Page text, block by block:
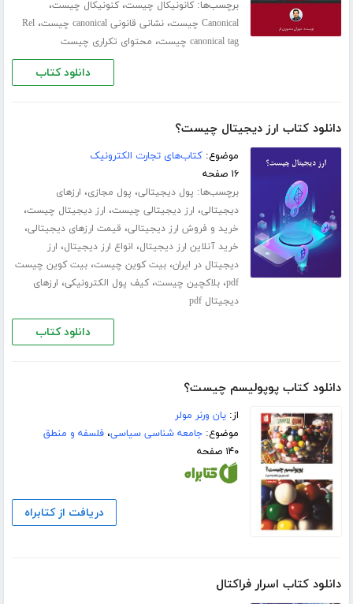
برچسب‌ها:کانونیکال چیست،کنونیکال چیست،
Canonical چیست ،نشانی قانونی canonical چیست ،Rel
canonical tag چیست
، محتوای تکراری چیست
دانلود کتاب
دانلود کتاب ارز دیجیتال چیست؟
موضوع:کتاب‌های تجارت الکترونیک
۱۶ صفحه
برچسب‌ها: پول دیجیتالی، پول مجازی، ارزهای
دیجیتالی، ارز دیجیتالی چیست، ارز دیجیتال چیست،
خرید و فروش ارز دیجیتالی، قیمت ارزهای دیجیتالی،
خرید آنلاین ارز دیجیتال، انواع ارز دیجیتال، ارز
دیجیتال در ایران،بیت کوین چیست،بیت کوین چیست
pdf،بلاکچین چیست،کیف پول الکترونیکی، ارزهای
دیجیتال pdf
دانلود کتاب
دانلود کتاب پوپولیسم چیست؟
از:یان ورنر مولر
موضوع:جامعه شناسی سیاسی،فلسفه و منطق
۱۴۰ صفحه
دریافت از کتابراه
دانلود کتاب اسرار فراکتال